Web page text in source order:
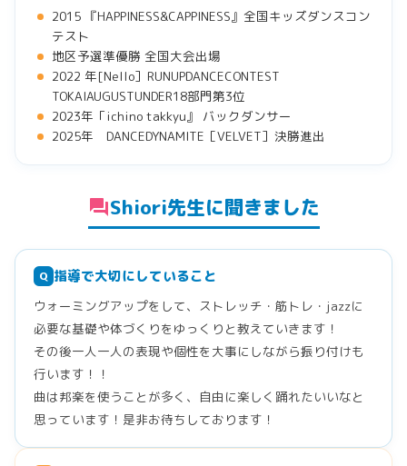
2015 『HAPPINESS&CAPPINESS』全国キッズダンスコン
テスト
地区予選準優勝 全国大会出場
2022 年[Nello］RUNUPDANCECONTEST
TOKAIAUGUSTUNDER18部門第3位
2023年「ichino takkyu』 バックダンサー
2025年 DANCEDYNAMITE［VELVET］決勝進出
forumShiori先生に聞きました
Q 指導で大切にしていること
ウォーミングアップをして、ストレッチ・筋トレ・jazzに
必要な基礎や体づくりをゆっくりと教えていきます！
その後一人一人の表現や個性を大事にしながら振り付けも
行います！！
曲は邦楽を使うことが多く、自由に楽しく踊れたいいなと
思っています！是非お待ちしております！